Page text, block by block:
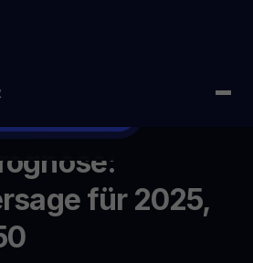
Preisvorhersage für 2025,
für 2025,